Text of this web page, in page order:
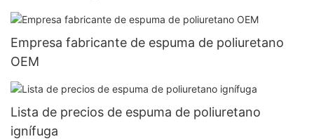
unidades, EE. UU., 72 fabricantes)
Empresa fabricante de espuma de poliuretano
OEM
Lista de precios de espuma de poliuretano
ignífuga